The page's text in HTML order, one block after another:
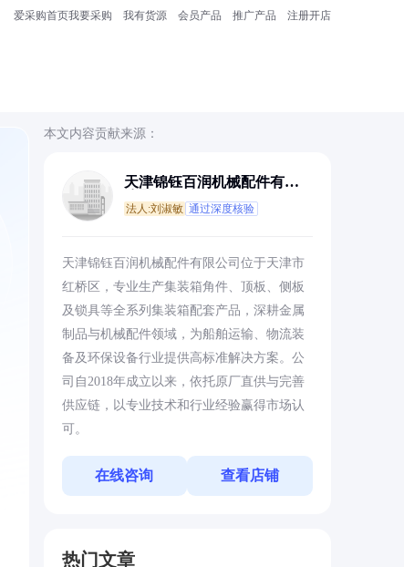
爱采购首页我要采购 我有货源 会员产品 推广产品 注册开店
本文内容贡献来源：
天津锦钰百润机械配件有限
法人:刘淑敏 通过深度核验
天津锦钰百润机械配件有限公司位于天津市
红桥区，专业生产集装箱角件、顶板、侧板
及锁具等全系列集装箱配套产品，深耕金属
制品与机械配件领域，为船舶运输、物流装
备及环保设备行业提供高标准解决方案。公
司自2018年成立以来，依托原厂直供与完善
供应链，以专业技术和行业经验赢得市场认
可。
在线咨询 查看店铺
热门文章